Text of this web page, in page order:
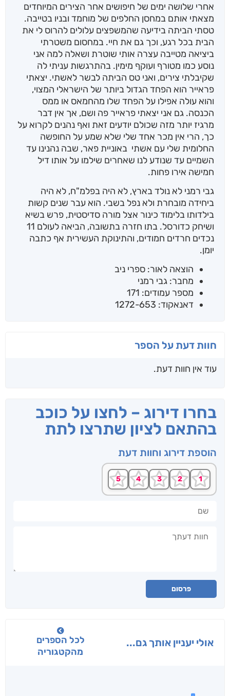
אחרי שלושה ימים של חיפושים אחר הצירים המיוחדים
מצאתי אותם במחסן החלפים של מוחמד ובניו בטייבה.
טסתי הביתה בידיעה שהמשפצים עלולים להרוס לי את
הבית בכל רגע, וכך גם את חיי. במחסום משטרתי
ביציאה מטייבה עצרה אותי שוטרת ושאלה למה אני
נוסע כמו מטורף ועוקף מימין. בהתרגשות עניתי לה
שקיבלתי צירים, ואני טס הביתה לבשר לאשתי. יצאתי
פראייר הוא הפחד הגדול ביותר של הישראלי המצוי,
והוא עולה אפילו על הפחד שלו מהחמאס או ממס
הכנסה. גם אני יצאתי פראייר פה ושם, אך אין דבר
מרגיז יותר מזה שכולם יודעים זאת ואף נהנים לקרוא על
כך, הרי אין מכר אחד שלי שלא שמע על החופשה
החלומית שלי עם אשתי באוניית פאר, שבה נהנינו עד
השמיים עד שנודע לנו שאחרים שילמו על אותו דיל
חמישה אירו פחות.
גבי רמני לא נולד בארץ, לא היה בפלמ"ח, לא היה
ביחידה מובחרת ולא נפל בשבי. הוא עבר שנים קשות
בילדותו בלימוד כינור אצל מורה סדיסטית, פרש בשיא
ושיחק כדורסל. בתו חזרה בתשובה, הביאה לעולם 11
נכדים חרדים חמודים, והתינוקת העשירית אף כתבה
יומן.
הוצאה לאור: ספרי ניב
מחבר: גבי רמני
מספר עמודים: 171
דאנאקוד: 1272-653
חוות דעת על הספר
עוד אין חוות דעת.
בחרו דירוג – לחצו על כוכב
בהתאם לציון שתרצו לתת
הוספת דירוג וחוות דעת
פרסום
אולי יעניין אותך גם...
לכל הספרים
מהקטגוריה